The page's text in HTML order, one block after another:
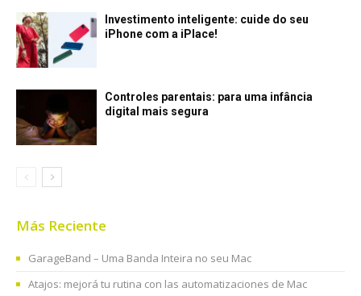
Investimento inteligente: cuide do seu
iPhone com a iPlace!
Controles parentais: para uma infância
digital mais segura
Más Reciente
GarageBand – Uma Banda Inteira no seu Mac
Atajos: mejorá tu rutina con las automatizaciones de Mac